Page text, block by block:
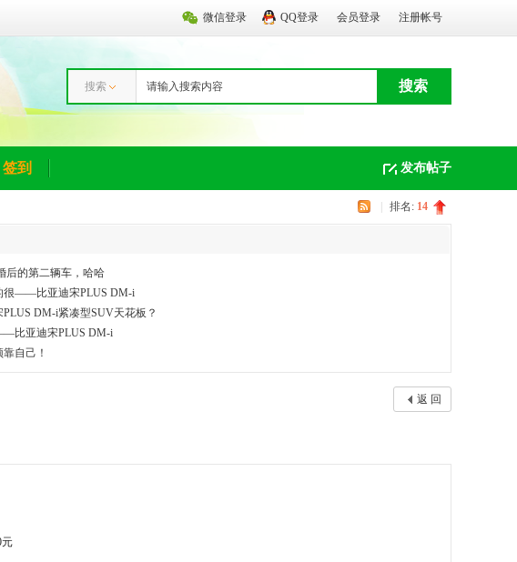
微信登录 QQ登录 会员登录 注册帐号
搜索 搜索
发布帖子
签到
排名: 14
后的第二辆车，哈哈
很——比亚迪宋PLUS DM-i
DM-i紧凑型SUV天花板？
比亚迪宋PLUS DM-i
自己！
返 回
元